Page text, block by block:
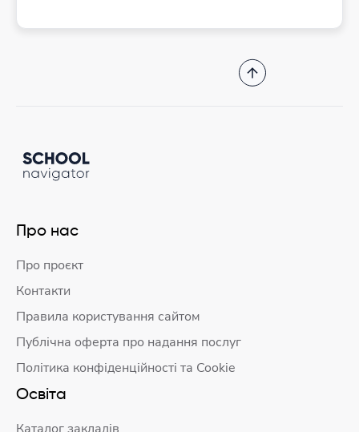
Про нас
Про проєкт
Контакти
Правила користування сайтом
Публічна оферта про надання послуг
Політика конфіденційності та Cookie
Освіта